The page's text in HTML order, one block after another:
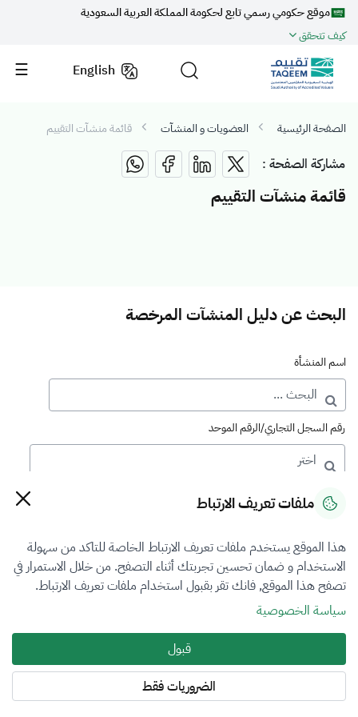
موقع حكومي رسمي تابع لحكومة المملكة العربية السعودية
كيف تتحقق
English
الصفحة الرئيسية العضويات و المنشآت قائمة منشآت التقييم
مشاركة الصفحة :
قائمة منشآت التقييم
البحث عن دليل المنشآت المرخصة
اسم المنشأة
رقم السجل التجاري/الرقم الموحد
رقم الترخيص
التصنيف
اختر
فرع التقييم
ملفات تعريف الارتباط
هذا الموقع يستخدم ملفات تعريف الارتباط الخاصة للتاكد من سهولة
الاستخدام و ضمان تحسين تجربتك أثناء التصفح. من خلال الاستمرار في
تصفح هذا الموقع, فانك تقر بقبول استخدام ملفات تعريف الارتباط.
سياسة الخصوصية
قبول
الضروريات فقط